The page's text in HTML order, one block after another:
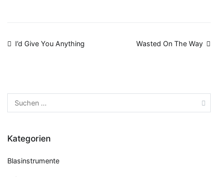
Beitragsnavigation
I’d Give You Anything Wasted On The Way
Suchen
nach:
Kategorien
Blasinstrumente